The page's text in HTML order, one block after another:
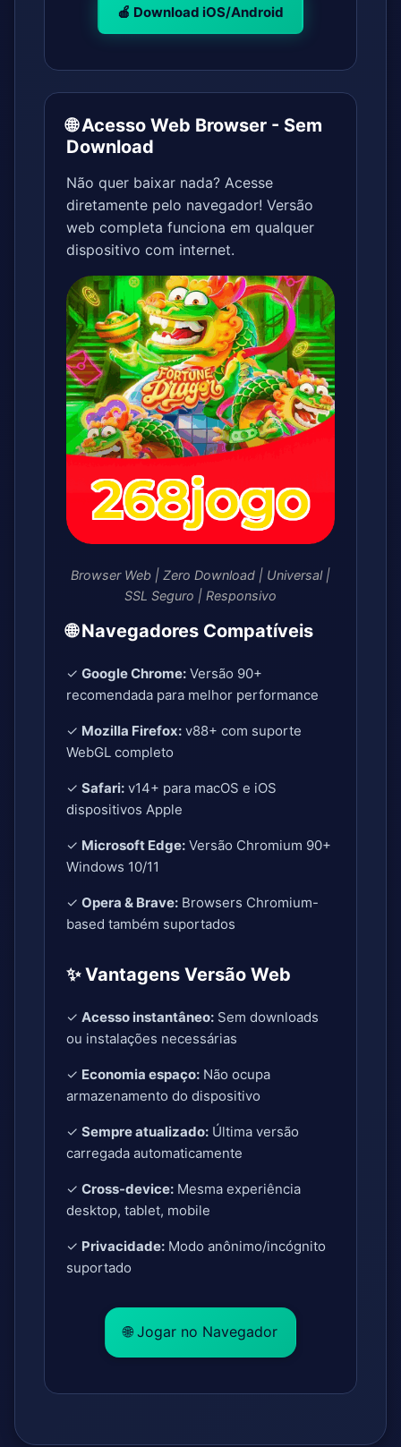
🍎 Download iOS/Android
🌐 Acesso Web Browser - Sem
Download
Não quer baixar nada? Acesse
diretamente pelo navegador! Versão
web completa funciona em qualquer
dispositivo com internet.
Browser Web | Zero Download | Universal |
SSL Seguro | Responsivo
🌐 Navegadores Compatíveis
✓ Google Chrome: Versão 90+
recomendada para melhor performance
✓ Mozilla Firefox: v88+ com suporte
WebGL completo
✓ Safari: v14+ para macOS e iOS
dispositivos Apple
✓ Microsoft Edge: Versão Chromium 90+
Windows 10/11
✓ Opera & Brave: Browsers Chromium-
based também suportados
✨ Vantagens Versão Web
✓ Acesso instantâneo: Sem downloads
ou instalações necessárias
✓ Economia espaço: Não ocupa
armazenamento do dispositivo
✓ Sempre atualizado: Última versão
carregada automaticamente
✓ Cross-device: Mesma experiência
desktop, tablet, mobile
✓ Privacidade: Modo anônimo/incógnito
suportado
🌐 Jogar no Navegador